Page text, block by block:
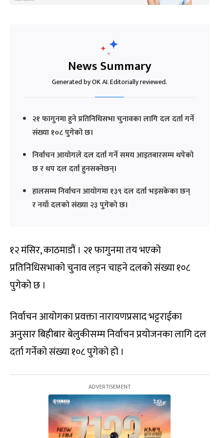
News Summary
Generated by OK AI. Editorially reviewed.
२१ फागुनमा हुने प्रतिनिधिसभा चुनावका लागि दल दर्ता गर्ने
संख्या १०८ पुगेको छ।
निर्वाचन आयोगले दल दर्ता गर्ने समय आइतबारसम्म थपेको
छ र थप दल दर्ता हुनसक्नेछन्।
हालसम्म निर्वाचन आयोगमा १३९ दल दर्ता भइसकेका छन्
र नयाँ दलको संख्या २३ पुगेको छ।
१२ मंसिर, काठमाडौं । २१ फागुनमा तय भएको
प्रतिनिधिसभाको चुनाव लड्न चाहने दलको संख्या १०८
पुगेको छ ।
निर्वाचन आयोगका प्रवक्ता नारायणप्रसाद भट्टराईका
अनुसार बिहीबार बेलुकीसम्म निर्वाचन प्रयोजनका लागि दल
दर्ता गर्नेको संख्या १०८ पुगेको हो ।